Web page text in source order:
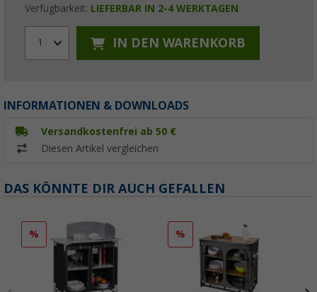
Verfügbarkeit: LIEFERBAR IN 2-4 WERKTAGEN
1 IN DEN WARENKORB
INFORMATIONEN & DOWNLOADS
Versandkostenfrei ab 50 €
Diesen Artikel vergleichen
DAS KÖNNTE DIR AUCH GEFALLEN
% %